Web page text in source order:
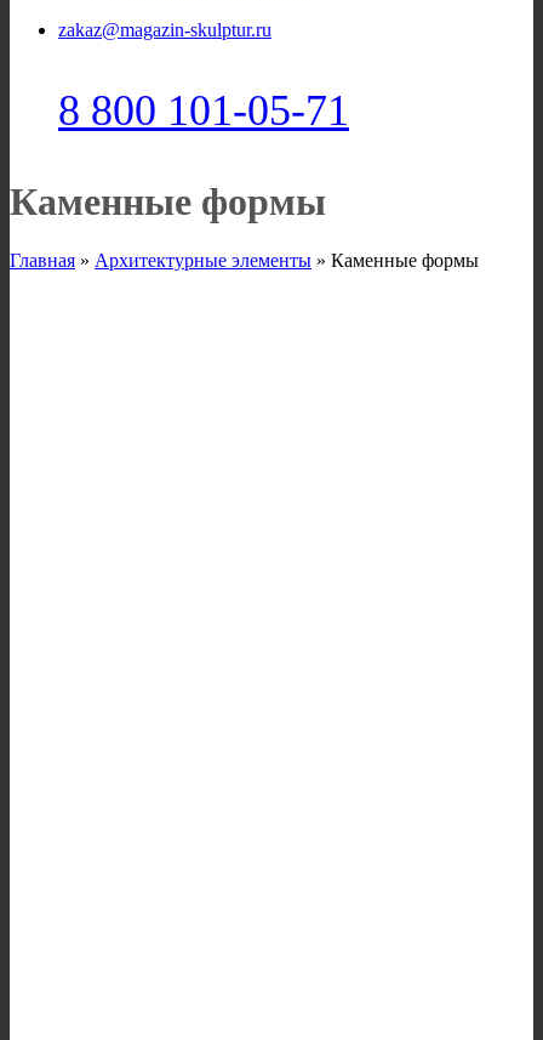
zakaz@magazin-skulptur.ru
8 800 101-05-71
Каменные формы
Главная » Архитектурные элементы » Каменные формы